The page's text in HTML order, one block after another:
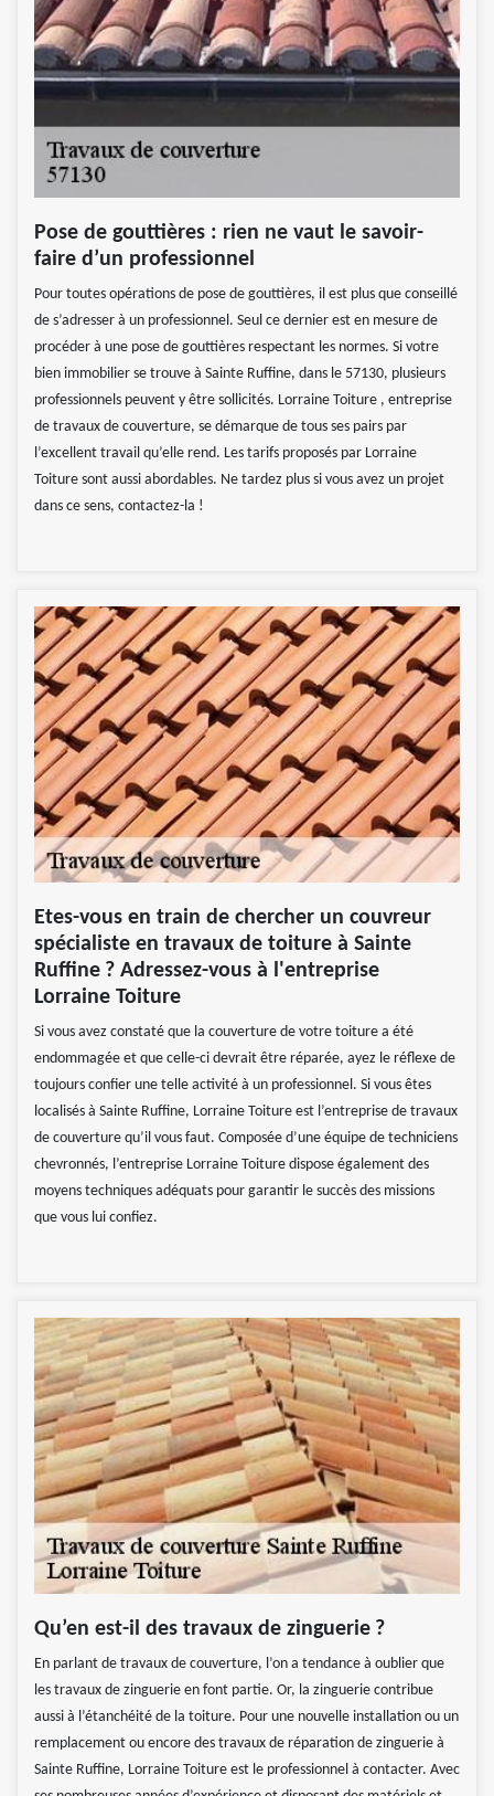
Pose de gouttières : rien ne vaut le savoir-
faire d’un professionnel
Pour toutes opérations de pose de gouttières, il est plus que conseillé
de s’adresser à un professionnel. Seul ce dernier est en mesure de
procéder à une pose de gouttières respectant les normes. Si votre
bien immobilier se trouve à Sainte Ruffine, dans le 57130, plusieurs
professionnels peuvent y être sollicités. Lorraine Toiture , entreprise
de travaux de couverture, se démarque de tous ses pairs par
l’excellent travail qu’elle rend. Les tarifs proposés par Lorraine
Toiture sont aussi abordables. Ne tardez plus si vous avez un projet
dans ce sens, contactez-la !
Etes-vous en train de chercher un couvreur
spécialiste en travaux de toiture à Sainte
Ruffine ? Adressez-vous à l'entreprise
Lorraine Toiture
Si vous avez constaté que la couverture de votre toiture a été
endommagée et que celle-ci devrait être réparée, ayez le réflexe de
toujours confier une telle activité à un professionnel. Si vous êtes
localisés à Sainte Ruffine, Lorraine Toiture est l’entreprise de travaux
de couverture qu’il vous faut. Composée d’une équipe de techniciens
chevronnés, l’entreprise Lorraine Toiture dispose également des
moyens techniques adéquats pour garantir le succès des missions
que vous lui confiez.
Qu’en est-il des travaux de zinguerie ?
En parlant de travaux de couverture, l’on a tendance à oublier que
les travaux de zinguerie en font partie. Or, la zinguerie contribue
aussi à l’étanchéité de la toiture. Pour une nouvelle installation ou un
remplacement ou encore des travaux de réparation de zinguerie à
Sainte Ruffine, Lorraine Toiture est le professionnel à contacter. Avec